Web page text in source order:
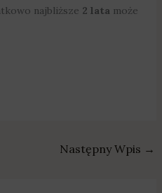
najbliższe 2 lata może
Następny Wpis →